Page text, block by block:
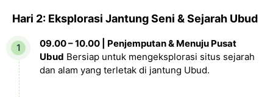
Hari 2: Eksplorasi Jantung Seni & Sejarah Ubud
09.00 – 10.00 | Penjemputan & Menuju Pusat
Ubud Bersiap untuk mengeksplorasi situs sejarah
dan alam yang terletak di jantung Ubud.